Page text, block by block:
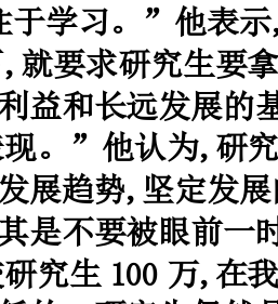
广的视野来,权衡自己眼前的利益和长远发展的基础,
“疯狂做兼职是没有自信的表现。”他认为,研究生要
从长远来看,看到社会整体的发展趋势,坚定发展的信
念,不为暂时的困难所束缚,尤其是不要被眼前一时的较
小的物质利益所蒙蔽。“在校研究生100万,在我国整
个人口结构中占的比例是非常低的。研究生仍然是社会
的精英群体,既然是精英群体,就要有责任感和使命